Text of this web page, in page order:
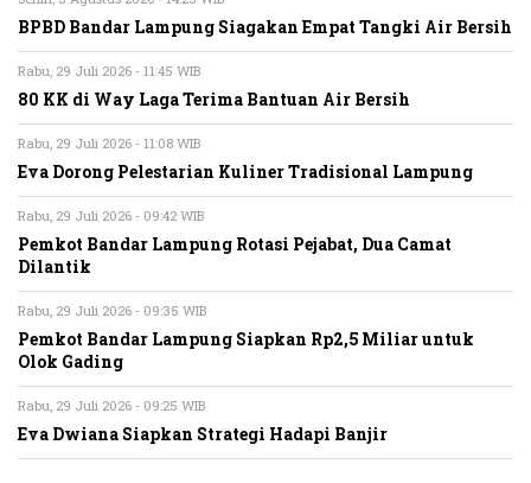
BPBD Bandar Lampung Siagakan Empat Tangki Air Bersih
Rabu, 29 Juli 2026 - 11:45 WIB
80 KK di Way Laga Terima Bantuan Air Bersih
Rabu, 29 Juli 2026 - 11:08 WIB
Eva Dorong Pelestarian Kuliner Tradisional Lampung
Rabu, 29 Juli 2026 - 09:42 WIB
Pemkot Bandar Lampung Rotasi Pejabat, Dua Camat
Dilantik
Rabu, 29 Juli 2026 - 09:35 WIB
Pemkot Bandar Lampung Siapkan Rp2,5 Miliar untuk
Olok Gading
Rabu, 29 Juli 2026 - 09:25 WIB
Eva Dwiana Siapkan Strategi Hadapi Banjir